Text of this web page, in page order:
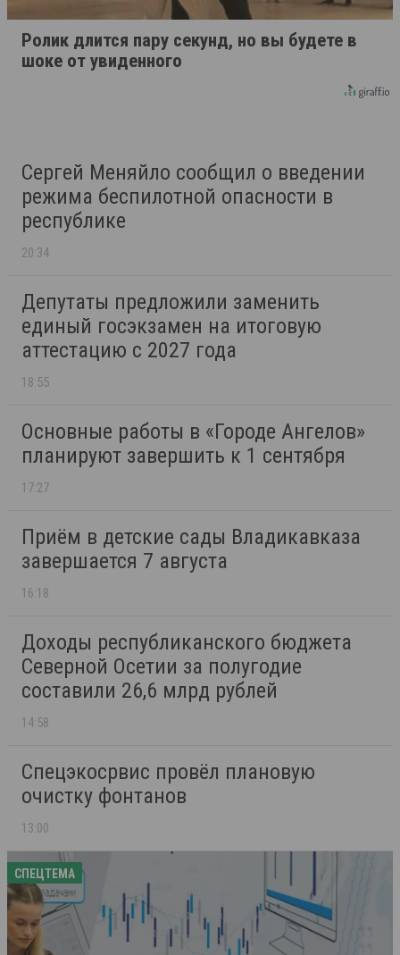
Ролик длится пару секунд, но вы будете в
шоке от увиденного
Сергей Меняйло сообщил о введении
режима беспилотной опасности в
республике
20:34
Депутаты предложили заменить
единый госэкзамен на итоговую
аттестацию с 2027 года
18:55
Основные работы в «Городе Ангелов»
планируют завершить к 1 сентября
17:27
Приём в детские сады Владикавказа
завершается 7 августа
16:18
Доходы республиканского бюджета
Северной Осетии за полугодие
составили 26,6 млрд рублей
14:58
Спецэкосрвис провёл плановую
очистку фонтанов
13:00
СПЕЦТЕМА